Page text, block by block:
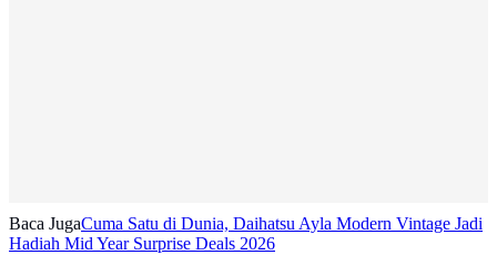
Baca JugaCuma Satu di Dunia, Daihatsu Ayla Modern Vintage Jadi
Hadiah Mid Year Surprise Deals 2026